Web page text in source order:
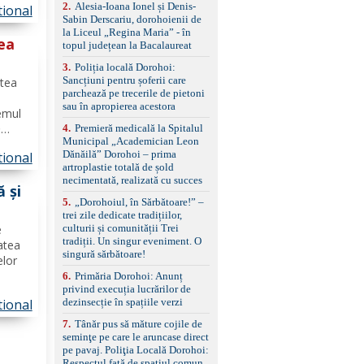
și
din
schimbare bandă și
menținere bandă Faruri
bi-xenon adaptive cu
asistent fază lungă
automată , lumini de zi
LED, proiectoare ceață
LED, spălătoare faruri
față/spate, cameră
marșarier Keyless entry
& start, geamuri electrice
față/spate, oglinzi
electrice, încălzite și
rabatabile Sistem hands-
free, Bluetooth, USB
Sistem start/stop, frână
de parcare electrică,
anvelope vară runflat
filtru de particule,
standard Euro 6 Trapă
panoramică, geamuri
remorcare Bonus: -
Covorașe textile montate
pe mașină. -Ofer și un
2. Alesia-Ioana Ionel și Denis-
Sabin Derscariu, dorohoienii de
la Liceul „Regina Maria” - în
topul județean la Bacalaureat
3. Poliția locală Dorohoi:
Sancțiuni pentru șoferii care
parchează pe trecerile de pietoni
sau în apropierea acestora
4. Premieră medicală la Spitalul
Municipal „Academician Leon
Dănăilă” Dorohoi – prima
artroplastie totală de șold
necimentată, realizată cu succes
5.
„Dorohoiul, în Sărbătoare!” –
trei zile dedicate tradițiilor,
culturii și comunității Trei
tradiții. Un singur eveniment. O
singură sărbătoare!
6. Primăria Dorohoi: Anunț
privind execuția lucrărilor de
dezinsecție în spațiile verzi
7. Tânăr pus să măture cojile de
seminţe pe care le aruncase direct
pe pavaj. Poliţia Locală Dorohoi: